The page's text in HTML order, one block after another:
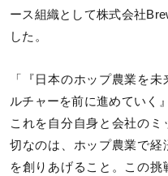
ース組織として株式会社
した。
「『日本のホップ農業を
ルチャーを前に進めていく
これを自分自身と会社の
切なのは、ホップ農業で
を創りあげること。この